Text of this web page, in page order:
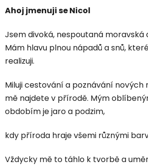
Ahoj jmenuji se Nicol
Jsem divoká, nespoutaná moravská
Mám hlavu plnou nápadů a snů,
realizuji.
Miluji cestování a poznávání nových
mě najdete v přírodě. Mým
obdobímje jaro a podzim,
kdy příroda hraje všemi různými
Vždycky mě to táhlo k tvorbě a